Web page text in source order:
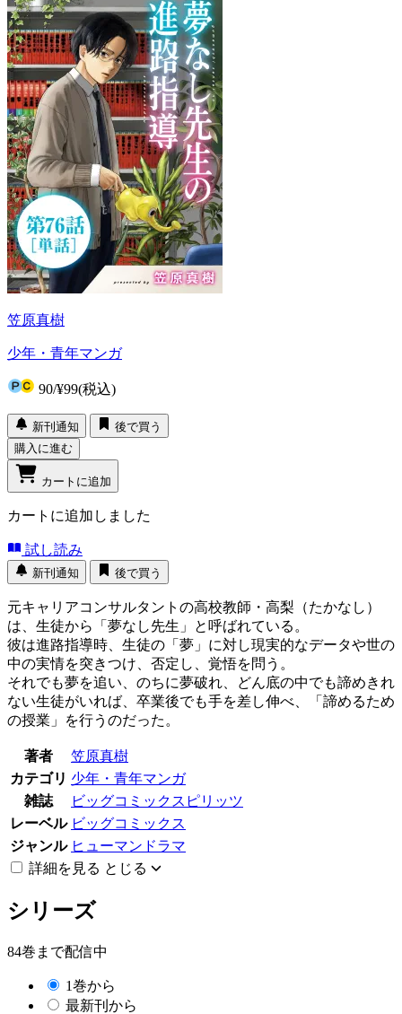
笠原真樹
少年・青年マンガ
90/¥99(税込)
新刊通知
後で買う
購入に進む
カートに追加
カートに追加しました
試し読み
新刊通知 後で買う
元キャリアコンサルタントの高校教師・高梨（たかなし）
は、生徒から「夢なし先生」と呼ばれている。
彼は進路指導時、生徒の「夢」に対し現実的なデータや世の
中の実情を突きつけ、否定し、覚悟を問う。
それでも夢を追い、のちに夢破れ、どん底の中でも諦めきれ
ない生徒がいれば、卒業後でも手を差し伸べ、「諦めるため
の授業」を行うのだった。
著者
笠原真樹
カテゴリ 少年・青年マンガ
雑誌
ビッグコミックスピリッツ
レーベル ビッグコミックス
ジャンル ヒューマンドラマ
詳細を見る とじる
シリーズ
84巻まで配信中
1巻から
最新刊から